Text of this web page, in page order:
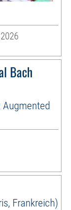
Bach
Frankreich)